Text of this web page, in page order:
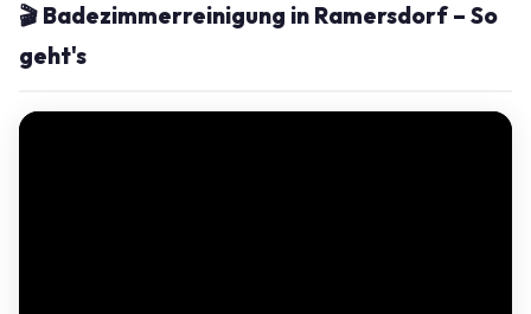
🎬 Badezimmerreinigung in Ramersdorf – So
geht's